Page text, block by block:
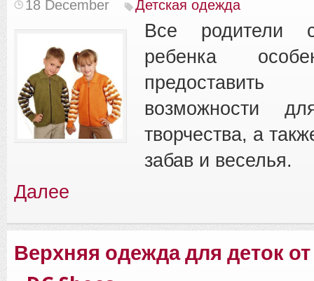
18 December Детская одежда
Все родители
ребенка
возможности
творчества, а
забав и веселья.
Далее
Верхняя одежда для деток